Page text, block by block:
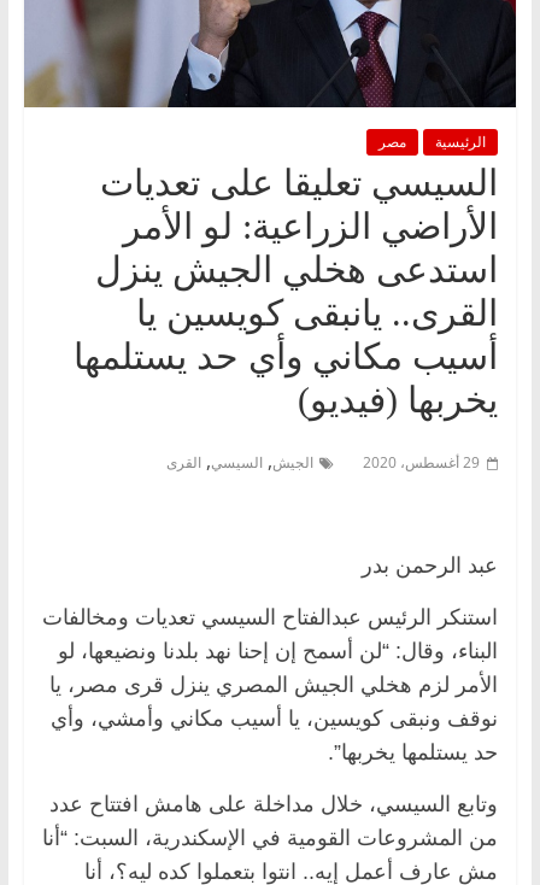
الرئيسية مصر
السيسي تعليقا على تعديات
الأراضي الزراعية: لو الأمر
استدعى هخلي الجيش ينزل
القرى.. يانبقى كويسين يا
أسيب مكاني وأي حد يستلمها
يخربها (فيديو)
29 أغسطس، 2020 الجيش, السيسي, القرى
عبد الرحمن بدر
استنكر الرئيس عبدالفتاح السيسي تعديات ومخالفات
البناء، وقال: “لن أسمح إن إحنا نهد بلدنا ونضيعها، لو
الأمر لزم هخلي الجيش المصري ينزل قرى مصر، يا
نوقف ونبقى كويسين، يا أسيب مكاني وأمشي، وأي
حد يستلمها يخربها”.
وتابع السيسي، خلال مداخلة على هامش افتتاح عدد
من المشروعات القومية في الإسكندرية، السبت: “أنا
مش عارف أعمل إيه.. انتوا بتعملوا كده ليه؟، أنا